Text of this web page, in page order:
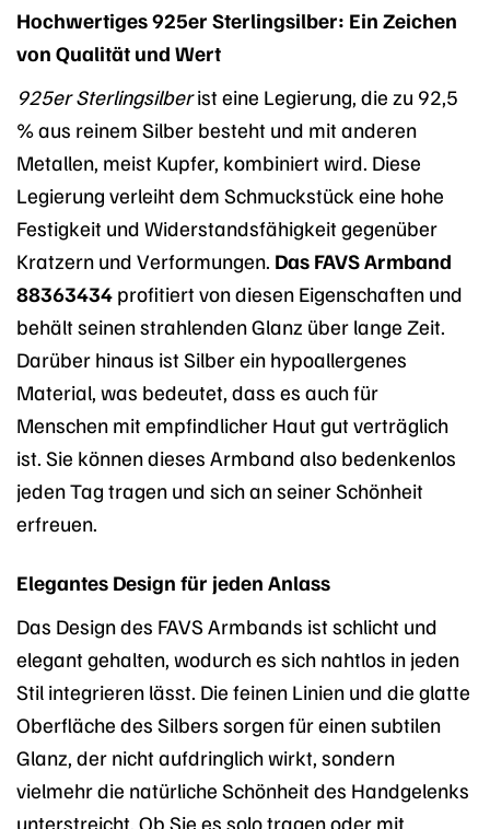
Hochwertiges 925er Sterlingsilber: Ein Zeichen
von Qualität und Wert
925er Sterlingsilberist eine Legierung, die zu 92,5
% aus reinem Silber besteht und mit anderen
Metallen, meist Kupfer, kombiniert wird. Diese
Legierung verleiht dem Schmuckstück eine hohe
Festigkeit und Widerstandsfähigkeit gegenüber
Kratzern und Verformungen. Das FAVS Armband
88363434 profitiert von diesen Eigenschaften und
behält seinen strahlenden Glanz über lange Zeit.
Darüber hinaus ist Silber ein hypoallergenes
Material, was bedeutet, dass es auch für
Menschen mit empfindlicher Haut gut verträglich
ist. Sie können dieses Armband also bedenkenlos
jeden Tag tragen und sich an seiner Schönheit
erfreuen.
Elegantes Design für jeden Anlass
Das Design des FAVS Armbands ist schlicht und
elegant gehalten, wodurch es sich nahtlos in jeden
Stil integrieren lässt. Die feinen Linien und die glatte
Oberfläche des Silbers sorgen für einen subtilen
Glanz, der nicht aufdringlich wirkt, sondern
vielmehr die natürliche Schönheit des Handgelenks
unterstreicht. Ob Sie es solo tragen oder mit